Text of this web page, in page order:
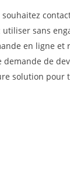
souhaitez
utiliser sans
en ligne et
demande de
solution pour